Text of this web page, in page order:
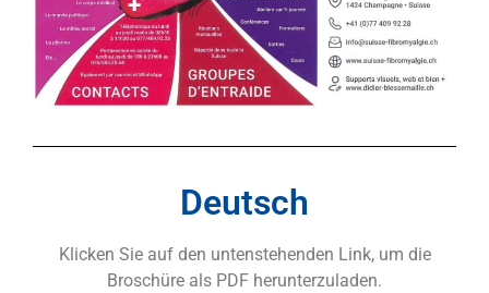
Deutsch
Klicken Sie auf den untenstehenden Link, um die
Broschüre als PDF herunterzuladen.